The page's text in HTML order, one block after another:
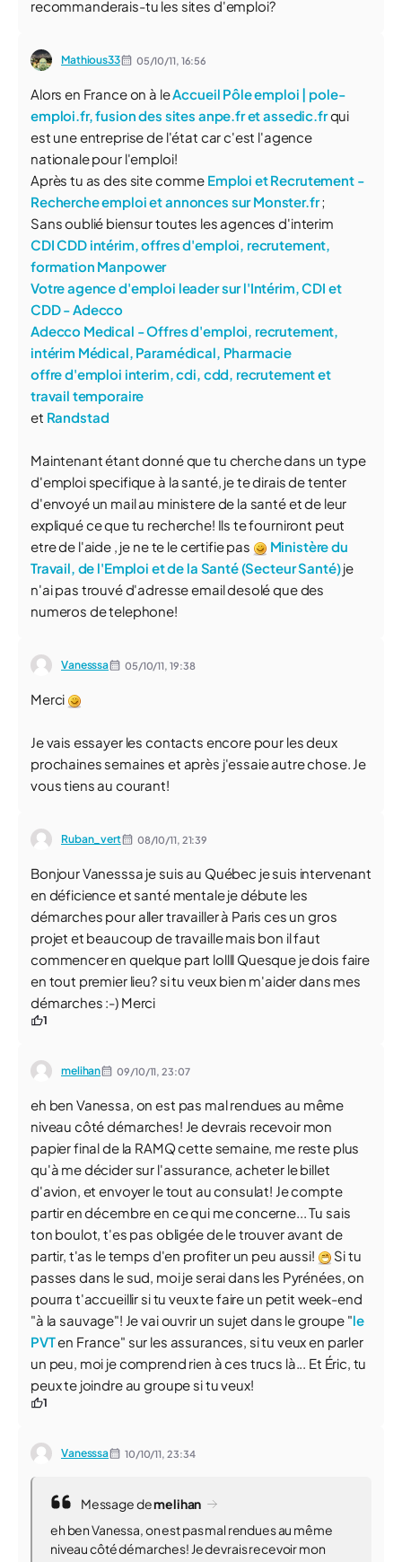
recommanderais-tu les sites d'emploi?
Mathious33 05/10/11, 16:56
Alors en France on à leAccueil Pôle emploi | pole-
emploi.fr, fusion des sites anpe.fr et assedic.frqui
est une entreprise de l'état car c'est l'agence
nationale pour l'emploi!
Après tu as des site comme Emploi et Recrutement -
Recherche emploi et annonces sur Monster.fr;
Sans oublié biensur toutes les agences d'interim
CDI CDD intérim, offres d'emploi, recrutement,
formation Manpower
Votre agence d'emploi leader sur l'Intérim, CDI et
CDD - Adecco
Adecco Medical - Offres d'emploi, recrutement,
intérim Médical, Paramédical, Pharmacie
offre d'emploi interim, cdi, cdd, recrutement et
travail temporaire
et Randstad
Maintenant étant donné que tu cherche dans un type
d'emploi specifique à la santé, je te dirais de tenter
d'envoyé un mail au ministere de la santé et de leur
expliqué ce que tu recherche! Ils te fourniront peut
etre de l'aide , je ne te le certifie pas
Ministère du
Travail, de l'Emploi et de la Santé (Secteur Santé)je
n'ai pas trouvé d'adresse email desolé que des
numeros de telephone!
Vanesssa 05/10/11, 19:38
Merci
Je vais essayer les contacts encore pour les deux
prochaines semaines et après j'essaie autre chose. Je
vous tiens au courant!
Ruban_vert 08/10/11, 21:39
Bonjour Vanesssa je suis au Québec je suis intervenant
en déficience et santé mentale je débute les
démarches pour aller travailler à Paris ces un gros
projet et beaucoup de travaille mais bon il faut
commencer en quelque part lollll Quesque je dois faire
en tout premier lieu? si tu veux bien m'aider dans mes
démarches :-) Merci
1
melihan 09/10/11,23:07
eh ben Vanessa, on est pas mal rendues au même
niveau côté démarches! Je devrais recevoir mon
papier final de la RAMQ cette semaine, me reste plus
qu'à me décider sur l'assurance, acheter le billet
d'avion, et envoyer le tout au consulat! Je compte
partir en décembre en ce qui me concerne... Tu sais
ton boulot, t'es pas obligée de le trouver avant de
partir, t'as le temps d'en profiter un peu aussi!
Si tu
passes dans le sud, moi je serai dans les Pyrénées, on
pourra t'accueillir si tu veux te faire un petit week-end
"à la sauvage"! Je vai ouvrir un sujet dans le groupe "le
PVTen France" sur les assurances, si tu veux en parler
un peu, moi je comprend rien à ces trucs là... Et Éric, tu
peux te joindre au groupe si tu veux!
1
Vanesssa 10/10/11, 23:34
Message demelihan
eh ben Vanessa, on est pas mal rendues au même
niveau côté démarches! Je devrais recevoir mon